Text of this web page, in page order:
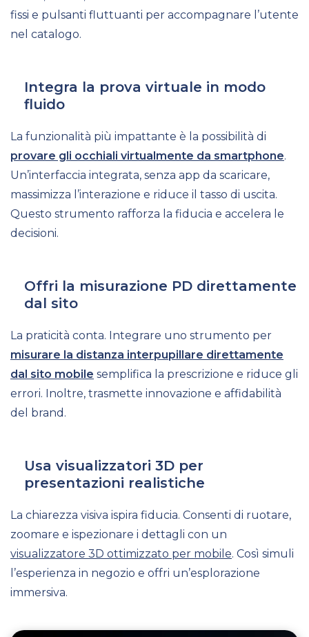
fissi e pulsanti fluttuanti per accompagnare l’utente
nel catalogo.
Integra la prova virtuale in modo
fluido
La funzionalità più impattante è la possibilità di
provare gli occhiali virtualmente da smartphone.
Un’interfaccia integrata, senza app da scaricare,
massimizza l’interazione e riduce il tasso di uscita.
Questo strumento rafforza la fiducia e accelera le
decisioni.
Offri la misurazione PD direttamente
dal sito
La praticità conta. Integrare uno strumento per
misurare la distanza interpupillare direttamente
dal sito mobile semplifica la prescrizione e riduce gli
errori. Inoltre, trasmette innovazione e affidabilità
del brand.
Usa visualizzatori 3D per
presentazioni realistiche
La chiarezza visiva ispira fiducia. Consenti di ruotare,
zoomare e ispezionare i dettagli con un
visualizzatore 3D ottimizzato per mobile. Così simuli
l’esperienza in negozio e offri un’esplorazione
immersiva.